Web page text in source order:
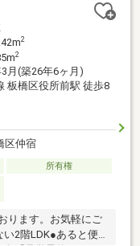
2
2
月(築26年6ヶ月)
板橋区役所前駅 徒歩8
区仲宿
所有権
ります。お気軽にご
2階LDK●あると便